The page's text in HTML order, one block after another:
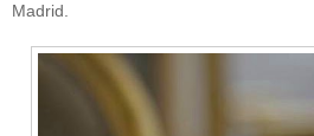
Madrid.